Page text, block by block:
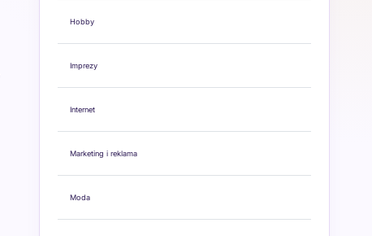
Hobby
Imprezy
Internet
Marketing i reklama
Moda